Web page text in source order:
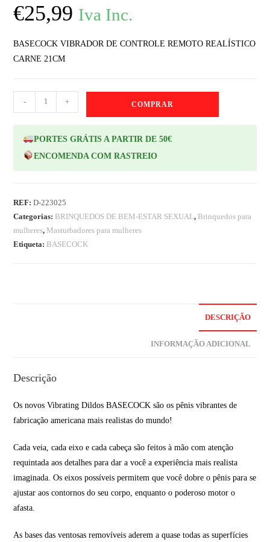
€25,99 Iva Inc.
BASECOCK VIBRADOR DE CONTROLE REMOTO REALÍSTICO
CARNE 21CM
- + COMPRAR
PORTES GRÁTIS A PARTIR DE 50€
ENCOMENDA COM RASTREIO
REF:D-223025
Categorias: BRINQUEDOS DE BEM-ESTAR SEXUAL, Brinquedos para
mulheres, Masturbadores para mulheres
Etiqueta: BASECOCK
DESCRIÇÃO
INFORMAÇÃO ADICIONAL
Descrição
Os novos Vibrating Dildos BASECOCK são os pênis vibrantes de
fabricação americana mais realistas do mundo!
Cada veia, cada eixo e cada cabeça são feitos à mão com atenção
requintada aos detalhes para dar a você a experiência mais realista
imaginada. Os eixos possíveis permitem que você dobre o pênis para se
ajustar aos contornos do seu corpo, enquanto o poderoso motor o
afasta.
As bases das ventosas removíveis aderem a quase todas as superfícies